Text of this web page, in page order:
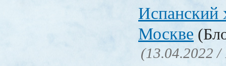
Испанский
Москве
(13.04.2022 /